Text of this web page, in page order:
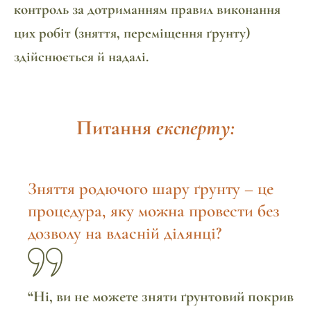
контроль за дотриманням правил виконання
цих робіт (зняття, переміщення ґрунту)
здійснюється й надалі.
Питання експерту:
Зняття родючого шару ґрунту – це
процедура, яку можна провести без
дозволу на власній ділянці?
“Ні, ви не можете зняти ґрунтовий покрив